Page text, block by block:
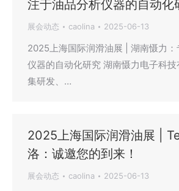
注于油品分析仪器的自动化
展会动态 caolina 2025-06-13
2025上海国际润滑油展 | 湖南慑力
仪器的自动化研究 湖南慑力电子科
集研发、…
2025上海国际润滑油展 |
洛：诚邀您的到来！
展会动态 caolina 2025-06-13